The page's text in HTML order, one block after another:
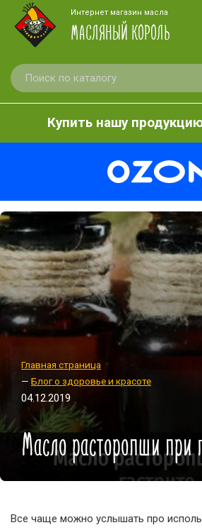
Интернет магазин масла
МАСЛЯНЫЙ КОРОЛЬ
Купить нашу
Главная страница
— Блог о здоровье и красоте
04.12.2019
Масло расторопши при
Все чаще можно услышать про